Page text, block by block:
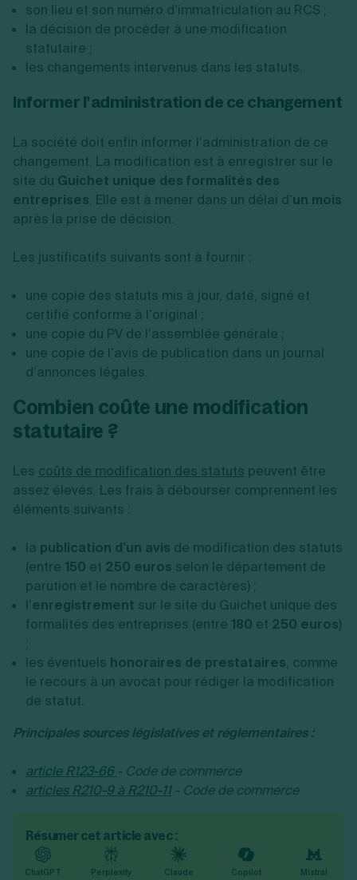
son lieu et son numéro d’immatriculation au RCS ;
la décision de procéder à une modification
statutaire ;
les changements intervenus dans les statuts.
Informer l’administration de ce changement
La société doit enfin informer l’administration de ce
changement. La modification est à enregistrer sur le
site du Guichet unique des formalités des
entreprises. Elle est à mener dans un délai d’un mois
après la prise de décision.
Les justificatifs suivants sont à fournir :
une copie des statuts mis à jour, daté, signé et
certifié conforme à l’original ;
une copie du PV de l’assemblée générale ;
une copie de l’avis de publication dans un journal
d’annonces légales.
Combien coûte une modification
statutaire ?
Les coûts de modification des statuts peuvent être
assez élevés. Les frais à débourser comprennent les
éléments suivants :
la publication d’un avis de modification des statuts
(entre 150 et 250 euros selon le département de
parution et le nombre de caractères) ;
l’enregistrement sur le site du Guichet unique des
formalités des entreprises (entre 180 et 250 euros)
;
les éventuels honoraires de prestataires, comme
le recours à un avocat pour rédiger la modification
de statut.
Principales sources législatives et réglementaires :
article R123-66 - Code de commerce
articles R210-9 à R210-11- Code de commerce
Résumer cet article avec :
ChatGPT Perplexity Claude Copilot Mistral